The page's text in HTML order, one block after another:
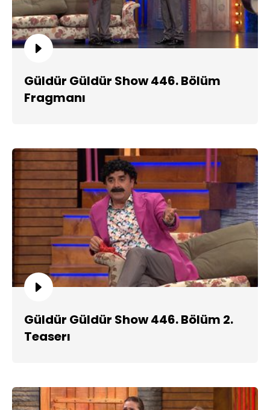
Güldür Güldür Show 446. Bölüm
Fragmanı
Güldür Güldür Show 446. Bölüm 2.
Teaserı